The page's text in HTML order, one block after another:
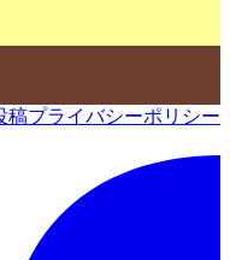
稿プライバシーポリシー